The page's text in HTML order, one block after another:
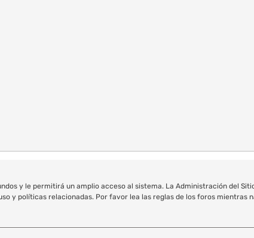
y le permitirá un amplio acceso al sistema. La Administración del
y políticas relacionadas. Por favor lea las reglas de los foros mientras